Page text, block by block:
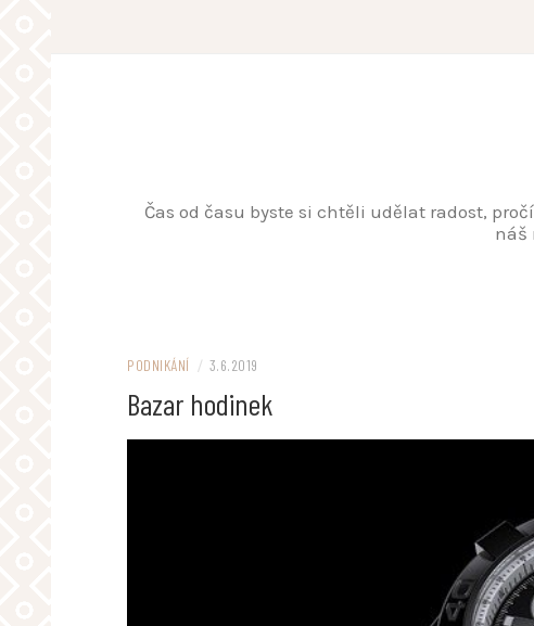
Čas od času byste si chtěli udělat radost,
náš
PODNIKÁNÍ / 3.6.2019
Bazar hodinek